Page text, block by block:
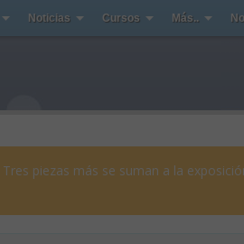
Noticias Cursos Más..
Tres piezas más se suman a la